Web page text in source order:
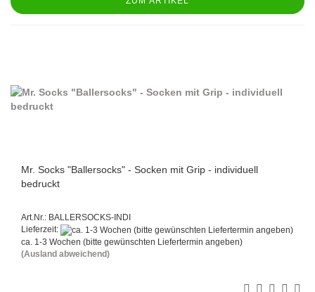
Mr. Socks "Ballersocks" - Socken mit Grip - individuell
bedruckt
Art.Nr.: BALLERSOCKS-INDI
Lieferzeit:
ca. 1-3 Wochen (bitte gewünschten Liefertermin angeben)
(Ausland abweichend)